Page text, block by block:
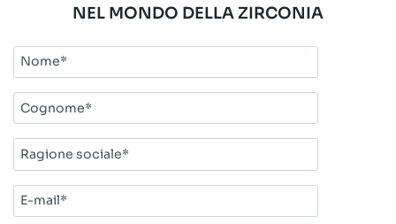
NEL MONDO DELLA ZIRCONIA
Nome*
Cognome*
Ragione
sociale*
E-
mail*